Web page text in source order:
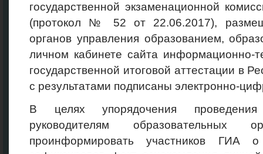
государственной экзаменационной
(протокол № 52 от 22.06.2017),
органов управления образованием,
личном кабинете сайта информационно-
государственной итоговой аттестации в
с результатами подписаны электронно-
В целях упорядочения
руководителям образовательных
проинформировать участников ГИА о